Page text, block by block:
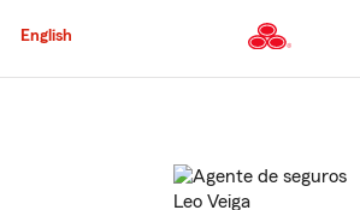
al
principal
English